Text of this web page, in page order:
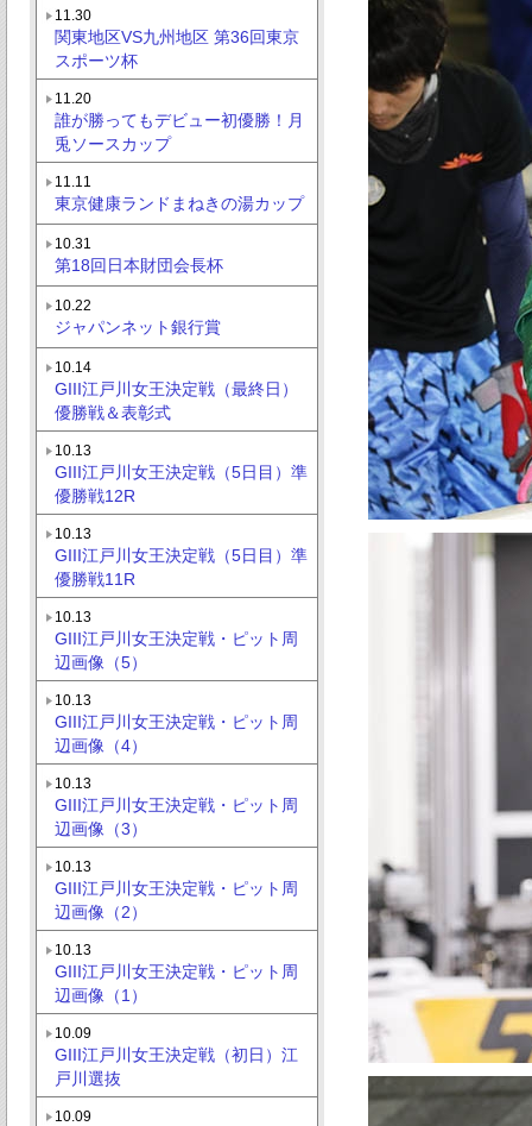
11.30
関東地区VS九州地区 第36回東京
スポーツ杯
11.20
誰が勝ってもデビュー初優勝！月
兎ソースカップ
11.11
東京健康ランドまねきの湯カップ
10.31
第18回日本財団会長杯
10.22
ジャパンネット銀行賞
10.14
GIII江戸川女王決定戦（最終日）
優勝戦＆表彰式
10.13
GIII江戸川女王決定戦（5日目）準
優勝戦12R
10.13
GIII江戸川女王決定戦（5日目）準
優勝戦11R
10.13
GIII江戸川女王決定戦・ピット周
辺画像（5）
10.13
GIII江戸川女王決定戦・ピット周
辺画像（4）
10.13
GIII江戸川女王決定戦・ピット周
辺画像（3）
10.13
GIII江戸川女王決定戦・ピット周
辺画像（2）
10.13
GIII江戸川女王決定戦・ピット周
辺画像（1）
10.09
GIII江戸川女王決定戦（初日）江
戸川選抜
10.09